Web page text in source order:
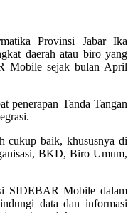
Provinsi Jabar Ika
daerah atau biro yang
Mobile sejak bulan April
penerapan Tanda Tangan
cukup baik, khususnya di
BKD, Biro Umum,
SIDEBAR Mobile dalam
data dan informasi